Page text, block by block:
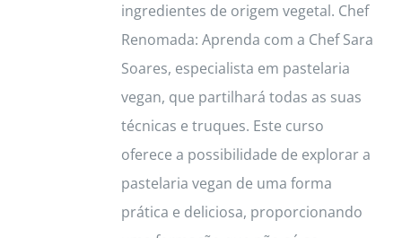
ingredientes de origem vegetal. Chef
Renomada: Aprenda com a Chef Sara
Soares, especialista em pastelaria
vegan, que partilhará todas as suas
técnicas e truques. Este curso
oferece a possibilidade de explorar a
pastelaria vegan de uma forma
prática e deliciosa, proporcionando